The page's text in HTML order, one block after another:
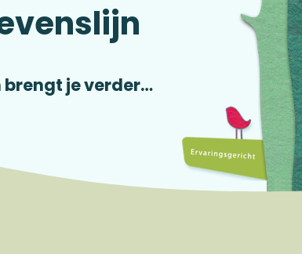
brengt je verder…